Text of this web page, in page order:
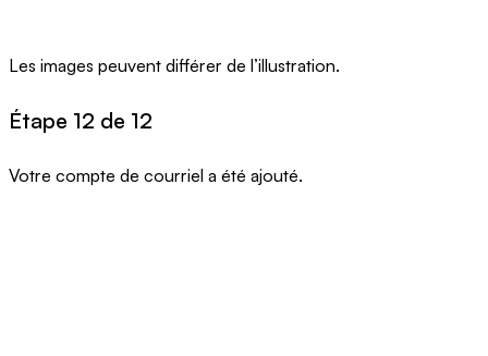
Les images peuvent différer de l’illustration.
Étape 12 de 12
Votre compte de courriel a été ajouté.